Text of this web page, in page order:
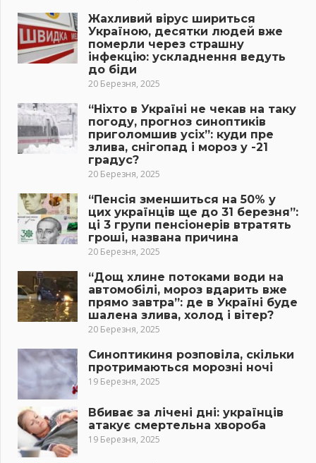
Жахливий вірус шириться
Україною, десятки людей вже
померли через страшну
інфекцію: ускладнення ведуть
до біди
20 Березня, 2025
“Ніхто в Україні не чекав на таку
погоду, прогноз синоптиків
приголомшив усіх”: куди пре
злива, снігопад і мороз у -21
градус?
20 Березня, 2025
“Пенсія зменшиться на 50% у
цих українців ще до 31 березня”:
ці 3 групи пенсіонерів втратять
гроші, названа причина
20 Березня, 2025
“Дощ хлине потоками води на
автомобілі, мороз вдарить вже
прямо завтра”: де в Україні буде
шалена злива, холод і вітер?
20 Березня, 2025
Синоптикиня розповіла, скільки
протримаються морозні ночі
19 Березня, 2025
Вбиває за лічені дні: українців
атакує смертельна хвороба
19 Березня, 2025